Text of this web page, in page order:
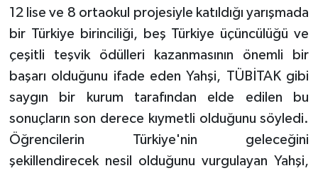
12 lise ve 8 ortaokul projesiyle katıldığı yarışmada
bir Türkiye birinciliği, beş Türkiye üçüncülüğü ve
çeşitli teşvik ödülleri kazanmasının önemli bir
başarı olduğunu ifade eden Yahşi, TÜBİTAK gibi
saygın bir kurum tarafından elde edilen bu
sonuçların son derece kıymetli olduğunu söyledi.
Öğrencilerin Türkiye'nin geleceğini
şekillendirecek nesil olduğunu vurgulayan Yahşi,